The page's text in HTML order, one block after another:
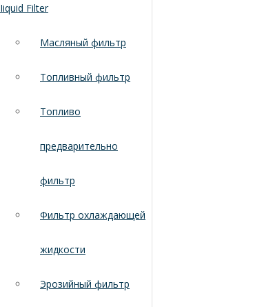
Iiquid Filter
Масляный фильтр
Топливный фильтр
Топливо
предварительно
фильтр
Фильтр охлаждающей
жидкости
Эрозийный фильтр